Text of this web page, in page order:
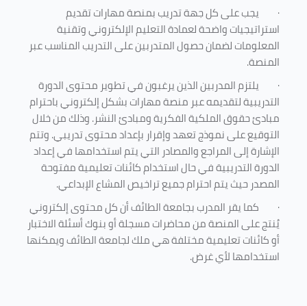
· يجب على كل جهة تدريب بمنصة مهارات تقديم
استراتيجيات واضحة لعمادة التعليم الإلكتروني وتقنية
المعلومات لضمان حصول المتدربين على التدريب المناسب عبر
المنصة.
· يلتزم المدربين الذين يرغبون في تطوير محتوى الدورة
التدريبية لتقديمه عبر منصة مهارات بشكل إلكتروني باحترام
مبادئ حقوق الملكية الفكرية ومبادئ النشر. وذلك من خلال
التوقيع على نموذج تعهد وإقرار بإعداد محتوى تدريبي. وتتم
الإشارة إلى المراجع والمصادر التي يتم استخدامها في إعداد
الدورة التدريبية في حال استخدام كائنات تعليمية مفتوحة
المصدر حيث يتم احترام جميع تراخيص المشاع الإبداعي.
· كما يقر المدرب بجامعة الطائف أن كل محتوى إلكتروني
يُنتج على المنصة من محاضرات مسجلة أو بنوك أسئلة الاختبار
أو كائنات تعليمية مختلفة هي ملك لجامعة الطائف ويمكنها
استخدامها لأي غرض.